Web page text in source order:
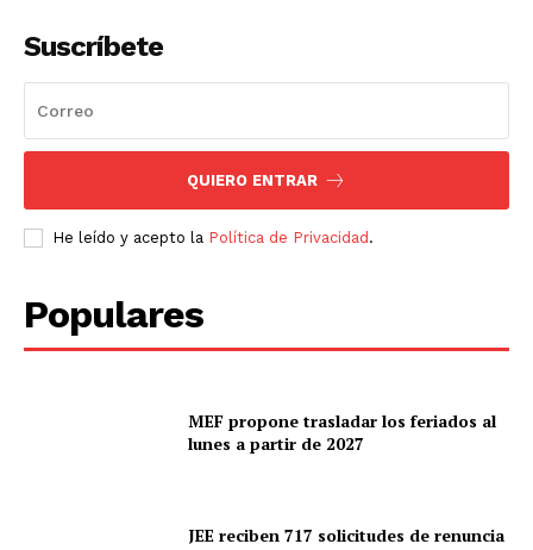
Suscríbete
QUIERO ENTRAR
He leído y acepto la Política de Privacidad.
Populares
MEF propone trasladar los feriados al
lunes a partir de 2027
JEE reciben 717 solicitudes de renuncia